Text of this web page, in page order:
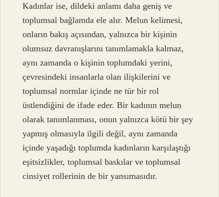
Kadınlar ise, dildeki anlamı daha geniş ve
toplumsal bağlamda ele alır. Melun kelimesi,
onların bakış açısından, yalnızca bir kişinin
olumsuz davranışlarını tanımlamakla kalmaz,
aynı zamanda o kişinin toplumdaki yerini,
çevresindeki insanlarla olan ilişkilerini ve
toplumsal normlar içinde ne tür bir rol
üstlendiğini de ifade eder. Bir kadının melun
olarak tanımlanması, onun yalnızca kötü bir şey
yapmış olmasıyla ilgili değil, aynı zamanda
içinde yaşadığı toplumda kadınların karşılaştığı
eşitsizlikler, toplumsal baskılar ve toplumsal
cinsiyet rollerinin de bir yansımasıdır.